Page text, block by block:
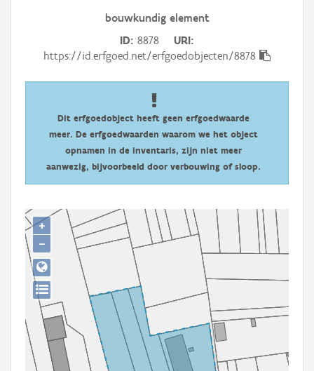
Gebeurtenis
Downloads
Hergebruik
bouwkundig element
ID 8878
URI
https://id.erfgoed.net/erfgoedobjecten/8878
Dit erfgoedobject heeft geen erfgoedwaarde
meer. De erfgoedwaarden waarom we het object
opnamen in de inventaris, zijn niet meer
aanwezig, bijvoorbeeld door verbouwing of sloop.
+
−